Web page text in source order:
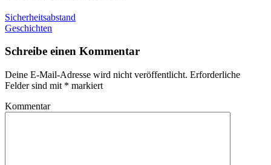
Sicherheitsabstand
Geschichten
Schreibe einen Kommentar
Deine E-Mail-Adresse wird nicht veröffentlicht. Erforderliche
Felder sind mit * markiert
Kommentar